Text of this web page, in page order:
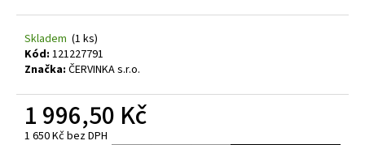
Skladem (1 ks)
Kód: 121227791
Značka: ČERVINKA s.r.o.
1 996,50 Kč
1 650 Kč bez DPH
D
o
p
o
u